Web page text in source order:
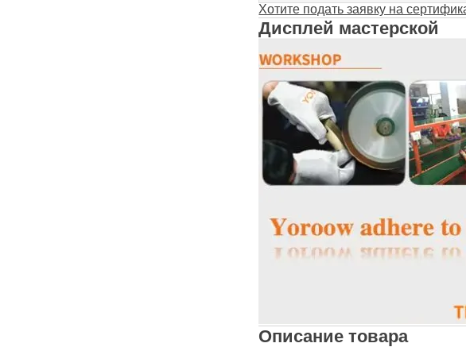
Хотите подать заявку на
Дисплей мастерской
Описание товара